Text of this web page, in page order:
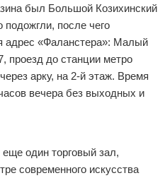
был Большой Козихинский
подожгли, после чего
адрес «Фаланстера»: Малый
проезд до станции метро
арку, на 2-й этаж. Время
вечера без выходных и
один торговый зал,
современного искусства